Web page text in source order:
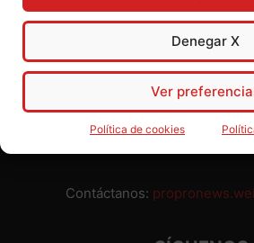
Denegar X
Ver
Política de cookies
colaboradores percibe
nuestro trabajo por amor al
libertad y en solidaridad con la
Usted puede colaborar con
periódico, compartiendo nuestros
y comunicándonos cualquier
Contáctanos: